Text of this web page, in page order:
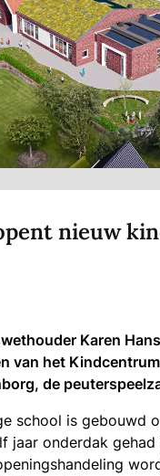
nieuw
Karen
van het
de
school is gebouwd
jaar onderdak